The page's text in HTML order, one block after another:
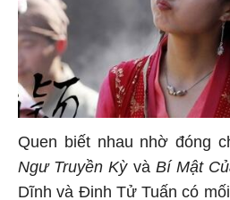
Quen biết nhau nhờ đóng
Ngư Truyền Kỳvà Bí Mật
Dĩnh và Đinh Tử Tuấn có